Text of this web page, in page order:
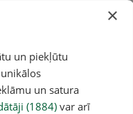
×
un piekļūtu
un satura
(1884) var arī